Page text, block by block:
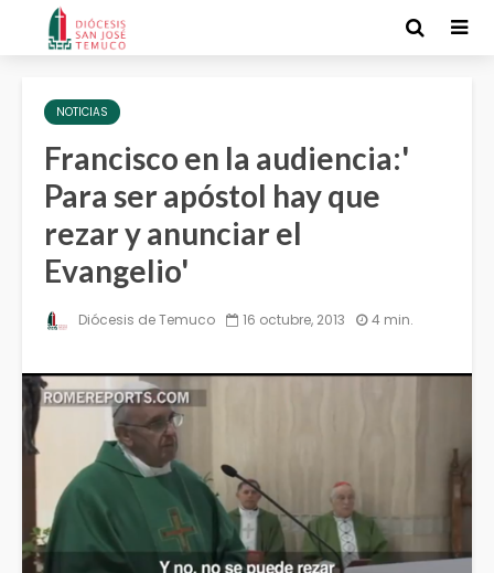
NOTICIAS
Francisco en la audiencia:'
Para ser apóstol hay que
rezar y anunciar el
Evangelio'
Diócesis de Temuco 16 octubre, 2013 4 min.